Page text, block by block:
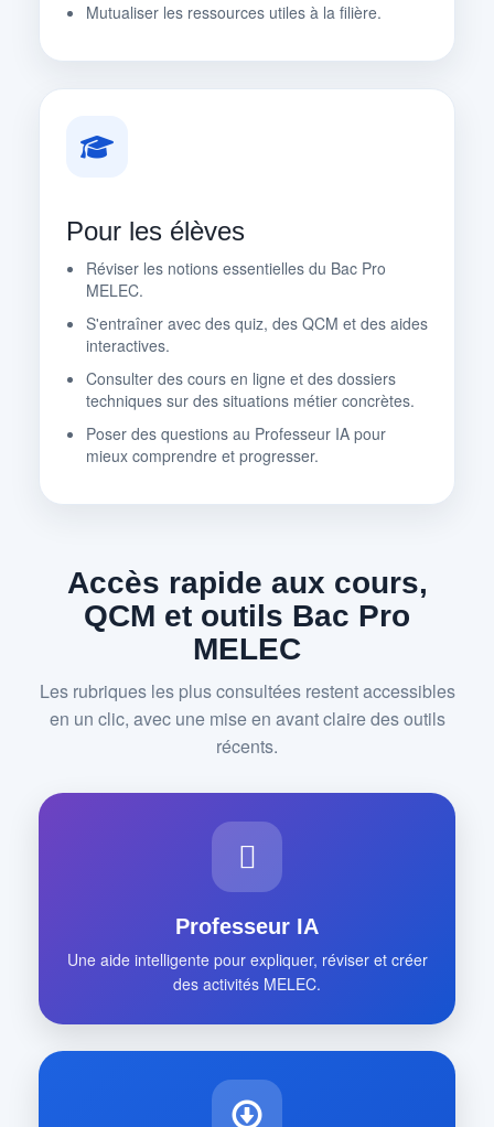
Mutualiser les ressources utiles à la filière.
Pour les élèves
Réviser les notions essentielles du Bac Pro
MELEC.
S'entraîner avec des quiz, des QCM et des aides
interactives.
Consulter des cours en ligne et des dossiers
techniques sur des situations métier concrètes.
Poser des questions au Professeur IA pour
mieux comprendre et progresser.
Accès rapide aux cours,
QCM et outils Bac Pro
MELEC
Les rubriques les plus consultées restent accessibles
en un clic, avec une mise en avant claire des outils
récents.
Professeur IA
Une aide intelligente pour expliquer, réviser et créer
des activités MELEC.